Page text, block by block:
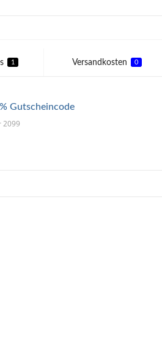
1 Versandkosten 0
Gutscheincode
2099